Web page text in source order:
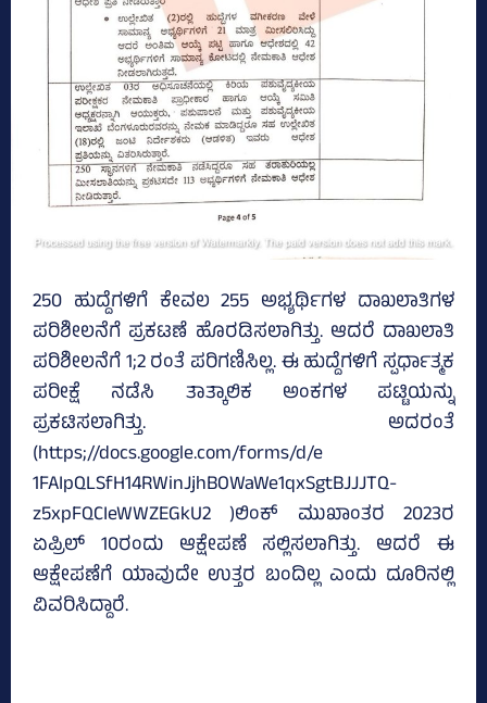
250 ಹುದ್ದೆಗಳಿಗೆ ಕೇವಲ 255 ಅಭ್ಯರ್ಥಿಗಳ ದಾಖಲಾತಿಗಳ
ಪರಿಶೀಲನೆಗೆ ಪ್ರಕಟಣೆ ಹೊರಡಿಸಲಾಗಿತ್ತು. ಆದರೆ ದಾಖಲಾತಿ
ಪರಿಶೀಲನೆಗೆ 1;2 ರಂತೆ ಪರಿಗಣಿಸಿಲ್ಲ. ಈ ಹುದ್ದೆಗಳಿಗೆ ಸ್ಪರ್ಧಾತ್ಮಕ
ಪರೀಕ್ಷೆ ನಡೆಸಿ ತಾತ್ಕಾಲಿಕ ಅಂಕಗಳ ಪಟ್ಟಿಯನ್ನು
ಪ್ರಕಟಿಸಲಾಗಿತ್ತು. ಅದರಂತೆ
(https;//docs.google.com/forms/d/e
1FAIpQLSfH14RWinJjhBOWaWe1qx­SgtBJJJTQ­
z5xpFQCIeWWZEGkU2 )ಲಿಂಕ್‌ ಮುಖಾಂತರ 2023ರ
ಏಪ್ರಿಲ್‌ 10ರಂದು ಆಕ್ಷೇಪಣೆ ಸಲ್ಲಿಸಲಾಗಿತ್ತು. ಆದರೆ ಈ
ಆಕ್ಷೇಪಣೆಗೆ ಯಾವುದೇ ಉತ್ತರ ಬಂದಿಲ್ಲ ಎಂದು ದೂರಿನಲ್ಲಿ
ವಿವರಿಸಿದ್ದಾರೆ.